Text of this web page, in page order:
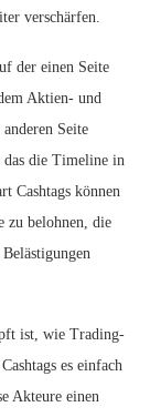
verschärfen.
der einen Seite
Aktien- und
Seite
das die Timeline in
Cashtags können
zu belohnen, die
ist, wie Trading-
es einfach
Akteure einen